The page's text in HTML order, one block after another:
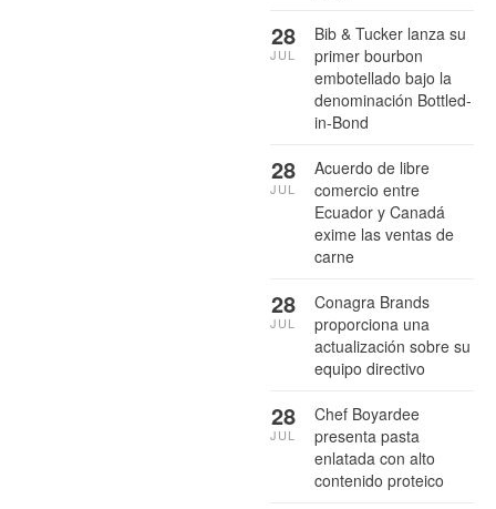
Bib & Tucker lanza su
primer bourbon
embotellado bajo la
denominación Bottled-
in-Bond
28
JUL
Acuerdo de libre
comercio entre
Ecuador y Canadá
exime las ventas de
carne
28
JUL
Conagra Brands
proporciona una
actualización sobre su
equipo directivo
28
JUL
Chef Boyardee
presenta pasta
enlatada con alto
contenido proteico
28
JUL